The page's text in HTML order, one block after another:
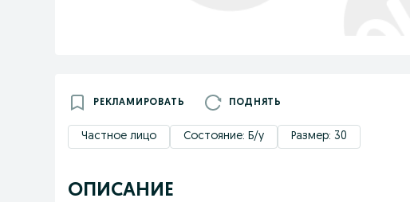
РЕКЛАМИРОВАТЬ ПОДНЯТЬ
Частное лицо Состояние: Б/у Размер: 30
ОПИСАНИЕ